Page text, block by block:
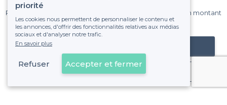
Pas de commissions et sans engagement, vous payez un montant
fixe sans risque de voir déraper la facture.
Référencer mon établissement
Déjà client
priorité
Les cookies nous permettent de personnaliser le contenu et
les annonces, d'offrir des fonctionnalités relatives aux médias
sociaux et d'analyser notre trafic.
En savoir plus
Refuser Accepter et fermer